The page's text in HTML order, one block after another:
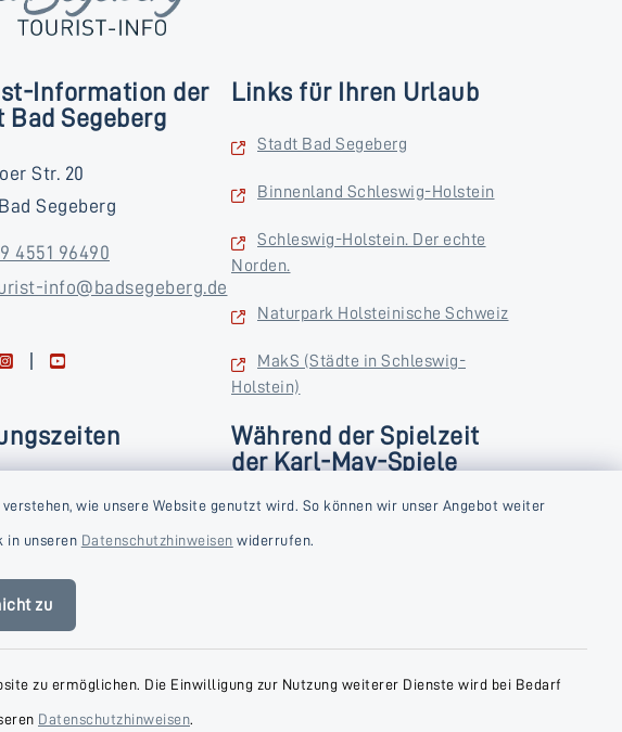
wie unsere Website genutzt wird. So können wir unser Angebot weiter
in unseren Datenschutzhinweisen widerrufen.
zu
zu ermöglichen. Die Einwilligung zur Nutzung weiterer Dienste wird bei Bedarf
Datenschutzhinweisen.
Information der
Bad Segeberg
Str. 20
Segeberg
4551 96490
info@badsegeberg.de
instagramyoutube
Links für Ihren Urlaub
Stadt Bad Segeberg
Binnenland Schleswig-Holstein
Schleswig-Holstein. Der echte
Norden.
Naturpark Holsteinische Schweiz
MakS (Städte in Schleswig-
Holstein)
Uhr
Uhr
Während der Spielzeit
der Karl-May-Spiele
Donnerstag und Freitag